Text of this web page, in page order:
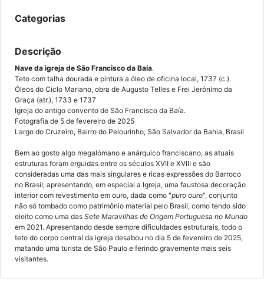
Categorias
Descrição
Nave da igreja de São Francisco da Baía.
Teto com talha dourada e pintura a óleo de oficina local, 1737 (c.).
Óleos do Ciclo Mariano, obra de Augusto Telles e Frei Jerónimo da
Graça (atr.), 1733 e 1737
Igreja do antigo convento de São Francisco da Baía.
Fotografia de 5 de fevereiro de 2025
Largo do Cruzeiro, Bairro do Pelourinho, São Salvador da Bahia, Brasil
Bem ao gosto algo megalómano e anárquico franciscano, as atuais
estruturas foram erguidas entre os séculos XVII e XVIII e são
consideradas uma das mais singulares e ricas expressões do Barroco
no Brasil, apresentando, em especial a Igreja, uma faustosa decoração
interior com revestimento em ouro, dada como "puro ouro", conjunto
não só tombado como patrimônio material pelo Brasil, como tendo sido
eleito como uma das Sete Maravilhas de Origem Portuguesa no Mundo
em 2021. Apresentando desde sempre dificuldades estruturais, todo o
teto do corpo central da igreja desabou no dia 5 de fevereiro de 2025,
matando uma turista de São Paulo e ferindo gravemente mais seis
visitantes.